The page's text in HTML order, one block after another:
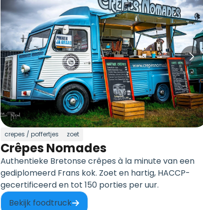
crepes / poffertjes zoet
Crêpes Nomades
Authentieke Bretonse crêpes à la minute van een
gediplomeerd Frans kok. Zoet en hartig, HACCP-
gecertificeerd en tot 150 porties per uur.
Bekijk foodtruck